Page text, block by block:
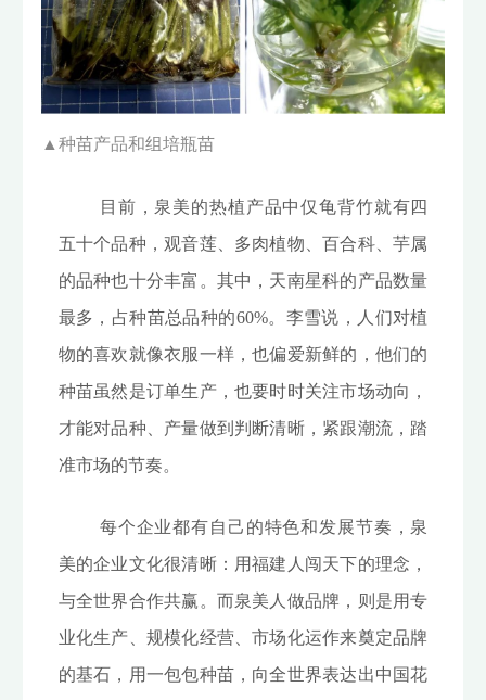
▲ 种苗产品和组培瓶苗
目前，泉美的热植产品中仅龟背竹就有四
五十个品种，观音莲、多肉植物、百合科、芋属
的品种也十分丰富。其中，天南星科的产品数量
最多，占种苗总品种的60%。李雪说，人们对植
物的喜欢就像衣服一样，也偏爱新鲜的，他们的
种苗虽然是订单生产，也要时时关注市场动向，
才能对品种、产量做到判断清晰，紧跟潮流，踏
准市场的节奏。
每个企业都有自己的特色和发展节奏，泉
美的企业文化很清晰：用福建人闯天下的理念，
与全世界合作共赢。而泉美人做品牌，则是用专
业化生产、规模化经营、市场化运作来奠定品牌
的基石，用一包包种苗，向全世界表达出中国花